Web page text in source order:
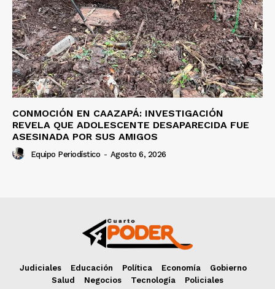
CONMOCIÓN EN CAAZAPÁ: INVESTIGACIÓN
REVELA QUE ADOLESCENTE DESAPARECIDA FUE
ASESINADA POR SUS AMIGOS
Equipo Periodístico - Agosto 6, 2026
Judiciales Educación Política Economía
Gobierno
Salud
Negocios Tecnología Policiales